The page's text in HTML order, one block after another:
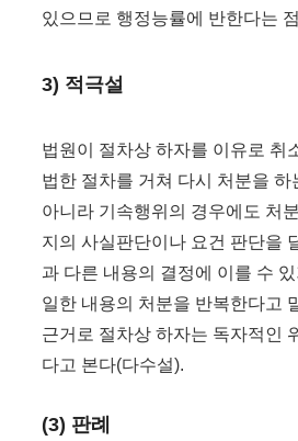
있으므로 행정능률에 반한다는
3) 적극설
법원이 절차상 하자를 이유로 취
법한 절차를 거쳐 다시 처분을 하
아니라 기속행위의 경우에도 처
지의 사실판단이나 요건 판단을
과 다른 내용의 결정에 이를 수
일한 내용의 처분을 반복한다고
근거로 절차상 하자는 독자적인
다고 본다(다수설).
(3) 판례